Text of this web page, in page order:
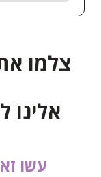
צלמו
אלינו
עשו זאת ב- 3